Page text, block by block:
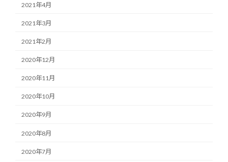
2021年4月
2021年3月
2021年2月
2020年12月
2020年11月
2020年10月
2020年9月
2020年8月
2020年7月